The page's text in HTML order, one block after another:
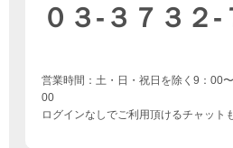
０３-３７３２-
営業時間：土・日・祝日を除く9：00
00
ログインなしでご利用頂けるチャット